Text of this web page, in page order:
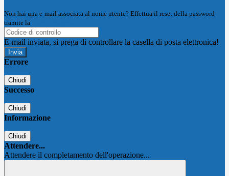
Non hai una e-mail associata al nome utente? Effettua il reset della password
tramite la
E-mail inviata, si prega di controllare la casella di posta elettronica!
Errore
Chiudi
Successo
Chiudi
Informazione
Chiudi
Attendere...
Attendere il completamento dell'operazione...